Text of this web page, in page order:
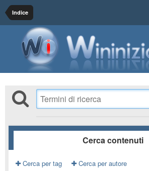
Indice
Cerca contenuti
Cerca per tag Cerca per autore